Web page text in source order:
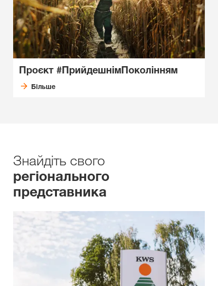
Проєкт #ПрийдешнімПоколінням
Більше
Знайдіть свого
регіонального
представника